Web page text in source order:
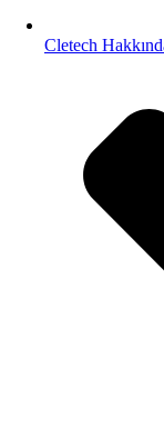
Cletech